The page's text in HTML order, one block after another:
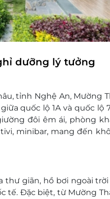
lớn và 04 trẻ em dưới
tiền mặt, không trả lại
dưỡng lý tưởng
tỉnh Nghệ An, Mường
quốc lộ 1A và quốc lộ
đôi êm ái, phòng
minibar, mang đến
giãn, hồ bơi ngoài
Đặc biệt, từ Mường